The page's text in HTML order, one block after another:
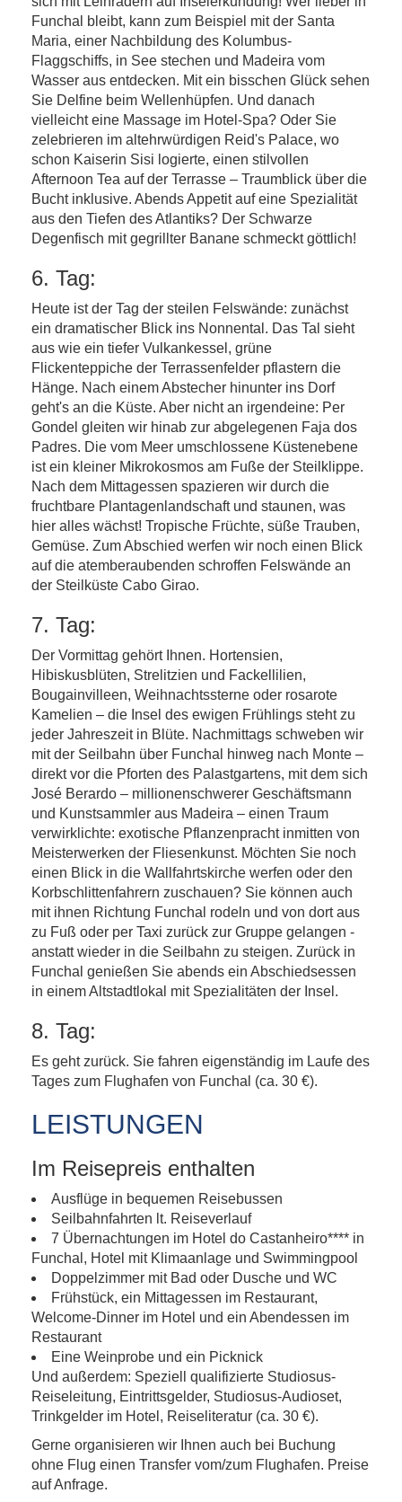
Funchal bleibt, kann zum Beispiel mit der Santa
Maria, einer Nachbildung des Kolumbus-
Flaggschiffs, in See stechen und Madeira vom
Wasser aus entdecken. Mit ein bisschen Glück sehen
Sie Delfine beim Wellenhüpfen. Und danach
vielleicht eine Massage im Hotel-Spa? Oder Sie
zelebrieren im altehrwürdigen Reid's Palace, wo
schon Kaiserin Sisi logierte, einen stilvollen
Afternoon Tea auf der Terrasse – Traumblick über die
Bucht inklusive. Abends Appetit auf eine Spezialität
aus den Tiefen des Atlantiks? Der Schwarze
Degenfisch mit gegrillter Banane schmeckt göttlich!
6. Tag:
Heute ist der Tag der steilen Felswände: zunächst
ein dramatischer Blick ins Nonnental. Das Tal sieht
aus wie ein tiefer Vulkankessel, grüne
Flickenteppiche der Terrassenfelder pflastern die
Hänge. Nach einem Abstecher hinunter ins Dorf
geht's an die Küste. Aber nicht an irgendeine: Per
Gondel gleiten wir hinab zur abgelegenen Faja dos
Padres. Die vom Meer umschlossene Küstenebene
ist ein kleiner Mikrokosmos am Fuße der Steilklippe.
Nach dem Mittagessen spazieren wir durch die
fruchtbare Plantagenlandschaft und staunen, was
hier alles wächst! Tropische Früchte, süße Trauben,
Gemüse. Zum Abschied werfen wir noch einen Blick
auf die atemberaubenden schroffen Felswände an
der Steilküste Cabo Girao.
7. Tag:
Der Vormittag gehört Ihnen. Hortensien,
Hibiskusblüten, Strelitzien und Fackellilien,
Bougainvilleen, Weihnachtssterne oder rosarote
Kamelien – die Insel des ewigen Frühlings steht zu
jeder Jahreszeit in Blüte. Nachmittags schweben wir
mit der Seilbahn über Funchal hinweg nach Monte –
direkt vor die Pforten des Palastgartens, mit dem sich
José Berardo – millionenschwerer Geschäftsmann
und Kunstsammler aus Madeira – einen Traum
verwirklichte: exotische Pflanzenpracht inmitten von
Meisterwerken der Fliesenkunst. Möchten Sie noch
einen Blick in die Wallfahrtskirche werfen oder den
Korbschlittenfahrern zuschauen? Sie können auch
mit ihnen Richtung Funchal rodeln und von dort aus
zu Fuß oder per Taxi zurück zur Gruppe gelangen -
anstatt wieder in die Seilbahn zu steigen. Zurück in
Funchal genießen Sie abends ein Abschiedsessen
in einem Altstadtlokal mit Spezialitäten der Insel.
8. Tag:
Es geht zurück. Sie fahren eigenständig im Laufe des
Tages zum Flughafen von Funchal (ca. 30 €).
LEISTUNGEN
Im Reisepreis enthalten
Ausflüge in bequemen Reisebussen
Seilbahnfahrten lt. Reiseverlauf
7 Übernachtungen im Hotel do Castanheiro**** in
Funchal, Hotel mit Klimaanlage und Swimmingpool
Doppelzimmer mit Bad oder Dusche und WC
Frühstück, ein Mittagessen im Restaurant,
Welcome-Dinner im Hotel und ein Abendessen im
Restaurant
Eine Weinprobe und ein Picknick
Und außerdem: Speziell qualifizierte Studiosus-
Reiseleitung, Eintrittsgelder, Studiosus-Audioset,
Trinkgelder im Hotel, Reiseliteratur (ca. 30 €).
Gerne organisieren wir Ihnen auch bei Buchung
ohne Flug einen Transfer vom/zum Flughafen. Preise
auf Anfrage.